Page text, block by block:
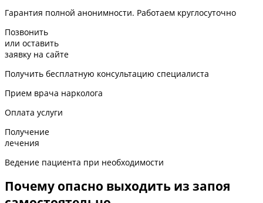
Гарантия полной анонимности. Работаем круглосуточно
Позвонить
или оставить
заявку на сайте
Получить бесплатную консультацию специалиста
Прием врача нарколога
Оплата услуги
Получение
лечения
Ведение пациента при необходимости
Почему опасно выходить из запоя